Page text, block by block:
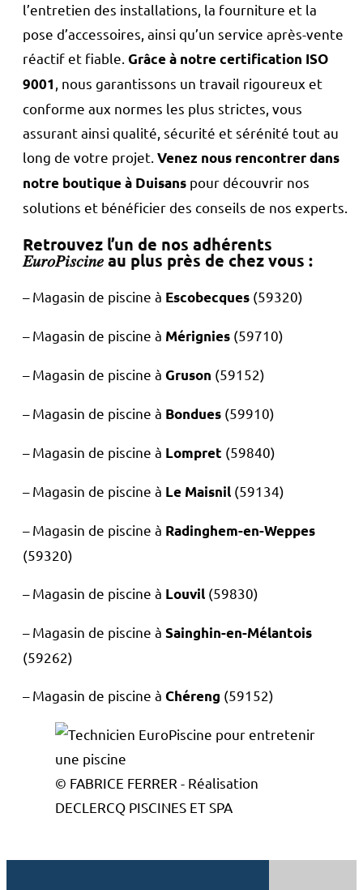
l’entretien des installations, la fourniture et la
pose d’accessoires, ainsi qu’un service après-vente
réactif et fiable. Grâce à notre certification ISO
9001 , nous garantissons un travail rigoureux et
conforme aux normes les plus strictes, vous
assurant ainsi qualité, sécurité et sérénité tout au
long de votre projet. Venez nous rencontrer dans
notre boutique à Duisans pour découvrir nos
solutions et bénéficier des conseils de nos experts.
Retrouvez l’un de nos adhérents
𝐸𝑢𝑟𝑜𝑃𝑖𝑠𝑐𝑖𝑛𝑒 au plus près de chez vous :
– Magasin de piscine à Escobecques (59320)
– Magasin de piscine à Mérignies (59710)
– Magasin de piscine à Gruson (59152)
– Magasin de piscine à Bondues (59910)
– Magasin de piscine à Lompret (59840)
– Magasin de piscine à Le Maisnil (59134)
– Magasin de piscine à Radinghem-en-Weppes
(59320)
– Magasin de piscine à Louvil (59830)
– Magasin de piscine à Sainghin-en-Mélantois
(59262)
– Magasin de piscine à Chéreng (59152)
© FABRICE FERRER - Réalisation
DECLERCQ PISCINES ET SPA